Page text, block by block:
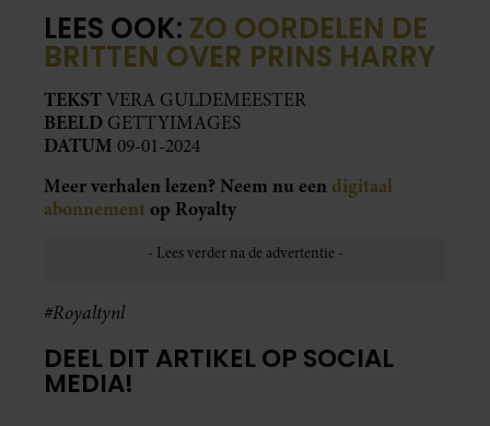
LEES OOK: ZO OORDELEN DE
BRITTEN OVER PRINS HARRY
TEKSTVERA GULDEMEESTER
BEELD GETTYIMAGES
DATUM 09-01-2024
Meer verhalen lezen? Neem nu een digitaal
abonnement op Royalty
#Royaltynl
DEEL DIT ARTIKEL OP SOCIAL
MEDIA!